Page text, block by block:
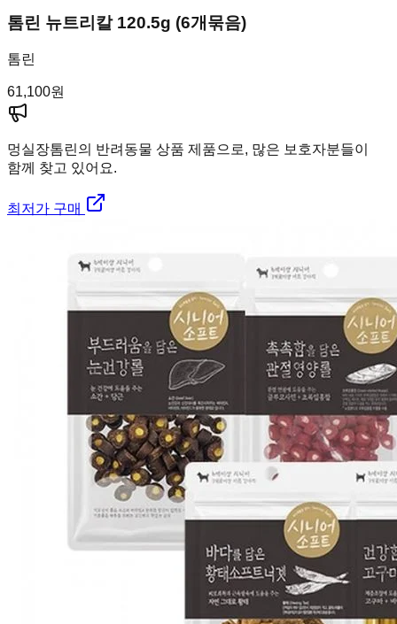
톰린 뉴트리칼 120.5g (6개묶음)
톰린
61,100원
멍실장톰린의 반려동물 상품 제품으로, 많은 보호자분들이
함께 찾고 있어요.
최저가 구매